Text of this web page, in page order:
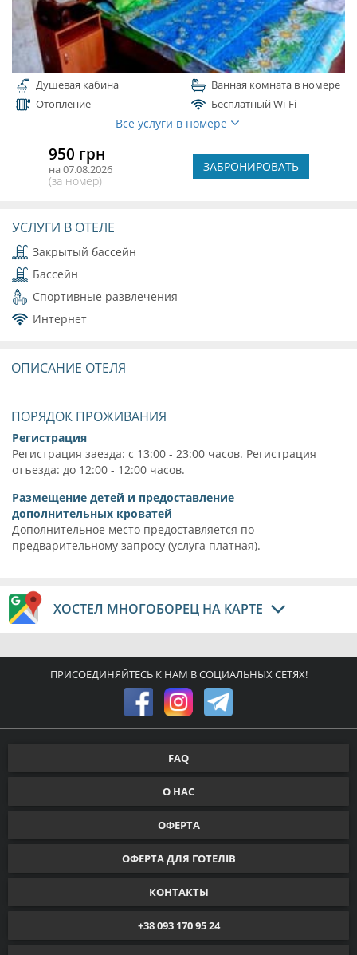
Душевая кабина
Ванная комната в номере
Отопление
Бесплатный Wi-Fi
Все услуги в номере
950 грн
на 07.08.2026
(за номер)
ЗАБРОНИРОВАТЬ
УСЛУГИ В ОТЕЛЕ
Закрытый бассейн
Бассейн
Спортивные развлечения
Интернет
ОПИСАНИЕ ОТЕЛЯ
ПОРЯДОК ПРОЖИВАНИЯ
Регистрация
Регистрация заезда: с 13:00 - 23:00 часов. Регистрация
отъезда: до 12:00 - 12:00 часов.
Размещение детей и предоставление
дополнительных кроватей
Дополнительное место предоставляется по
предварительному запросу (услуга платная).
ХОСТЕЛ МНОГОБОРЕЦ НА КАРТЕ
ПРИСОЕДИНЯЙТЕСЬ К НАМ В СОЦИАЛЬНЫХ СЕТЯХ!
FAQ
О НАС
ОФЕРТА
ОФЕРТА ДЛЯ ГОТЕЛІВ
КОНТАКТЫ
+38 093 170 95 24